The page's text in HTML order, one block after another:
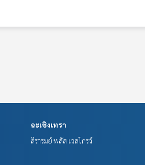
แอน (รหัสตัวแทน 5540)
ฉะเชิงเทรา
สิรารมย์ พลัส เวลโกรว์